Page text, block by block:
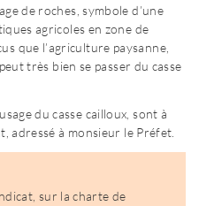
de roches, symbole d’une
agricoles en zone de
que l’agriculture paysanne,
très bien se passer du casse
du casse cailloux, sont à
à monsieur le Préfet.
sur la charte de